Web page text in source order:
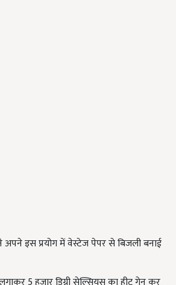
अपने इस प्रयोग में वेस्टेज पेपर से बिजली बनाई